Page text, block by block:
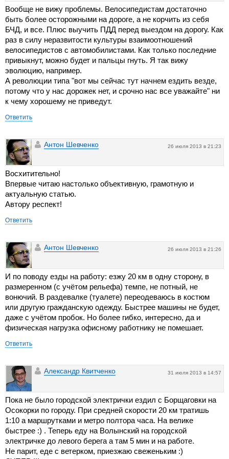
Вообще не вижу проблемы. Велосипедистам достаточно
быть более осторожными на дороге, а не корчить из себя
БЧД, и все. Плюс выучить ПДД перед выездом на дорогу. Как
раз в силу неразвитости культуры взаимоотношений
велосипедистов с автомобилистами. Как только последние
привыкнут, можно будет и пальцы гнуть. Я так вижу
эволюцию, например.
А революции типа "вот мы сейчас тут начнем ездить везде,
потому что у нас дорожек нет, и срочно нас все уважайте" ни
к чему хорошему не приведут.
Ответить
26 июля 2013 в 21:23
Антон Шевченко
Восхитительно!
Впервые читаю настолько объективную, грамотную и
актуальную статью.
Автору респект!
Ответить
26 июля 2013 в 21:26
Антон Шевченко
И по поводу езды на работу: езжу 20 км в одну сторону, в
размеренном (с учётом рельефа) темпе, не потный, не
вонючий. В раздевалке (туалете) переодеваюсь в костюм
или другую гражданскую одежду. Быстрее машины не будет,
даже с учётом пробок. Но более гибко, интересно, да и
физическая нагрузка офисному работнику не помешает.
Ответить
31 июля 2013 в 14:57
Александр Квитченко
Пока не было городской электрички ездил с Борщаговки на
Осокорки по городу. При средней скорости 20 км тратишь
1:10 а маршрутками и метро полтора часа. На велике
быстрее :) . Теперь еду на Волынский на городской
электричке до левого берега а там 5 мин и на работе.
Не парит, еде с ветерком, приезжаю свеженьким :)